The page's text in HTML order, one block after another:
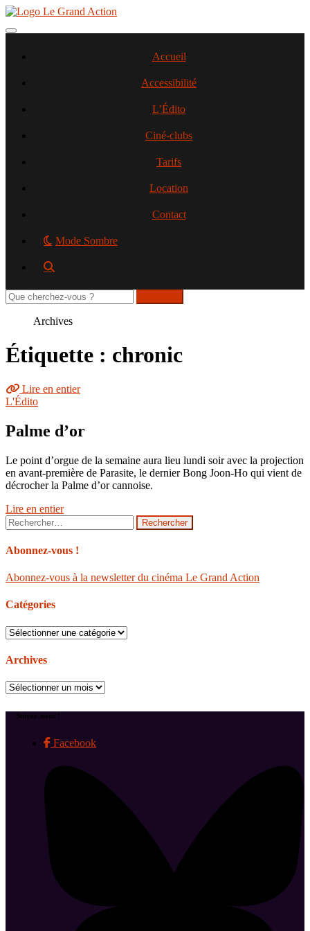
Aller
contenu
Toggle navigation
Accueil
Accessibilité
L’Édito
Ciné-clubs
Tarifs
Location
Contact
Mode Sombre
Rechercher
sur
Archives
Étiquette : chronic
Lire en entier
L'Édito
Palme d’or
Le point d’orgue de la semaine aura lieu lundi soir avec la projection
en avant-première de Parasite, le dernier Bong Joon-Ho qui vient de
décrocher la Palme d’or cannoise.
Lire en entier
Rechercher :
Abonnez-vous !
Abonnez-vous à la newsletter du cinéma Le Grand Action
Catégories
Catégories
Archives
Archives
Suivez-nous !
Facebook